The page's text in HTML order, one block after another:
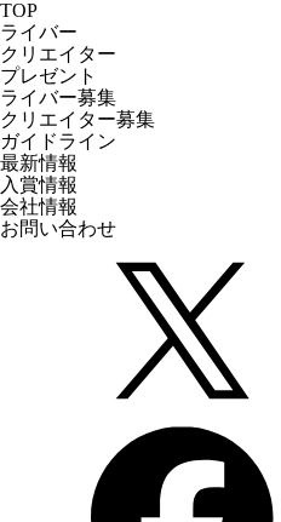
TOP
ライバー
クリエイター
プレゼント
ライバー募集
クリエイター募集
ガイドライン
最新情報
入賞情報
会社情報
お問い合わせ